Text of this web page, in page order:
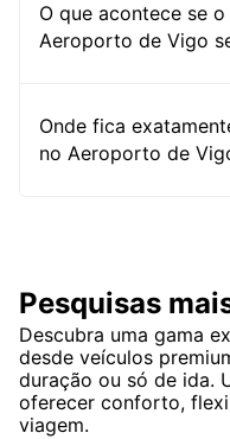
O que acontece se
Aeroporto de Vigo
Onde fica
no Aeroporto de
Pesquisas
Descubra uma gama
desde veículos
duração ou só de ida.
oferecer conforto,
viagem.